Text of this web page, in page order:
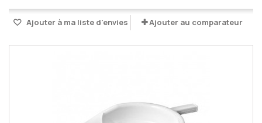
Ajouter à ma liste d'envies Ajouter au comparateur